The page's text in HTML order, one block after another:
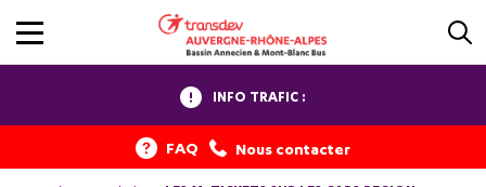
INFO TRAFIC :
FAQ Nous contacter